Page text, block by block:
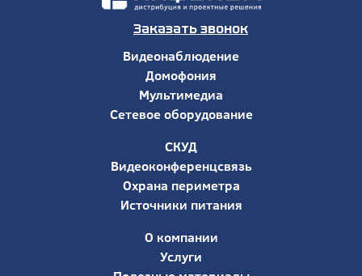
Заказать звонок
Видеонаблюдение
Домофония
Мультимедиа
Сетевое оборудование
СКУД
Видеоконференцсвязь
Охрана периметра
Источники питания
О компании
Услуги